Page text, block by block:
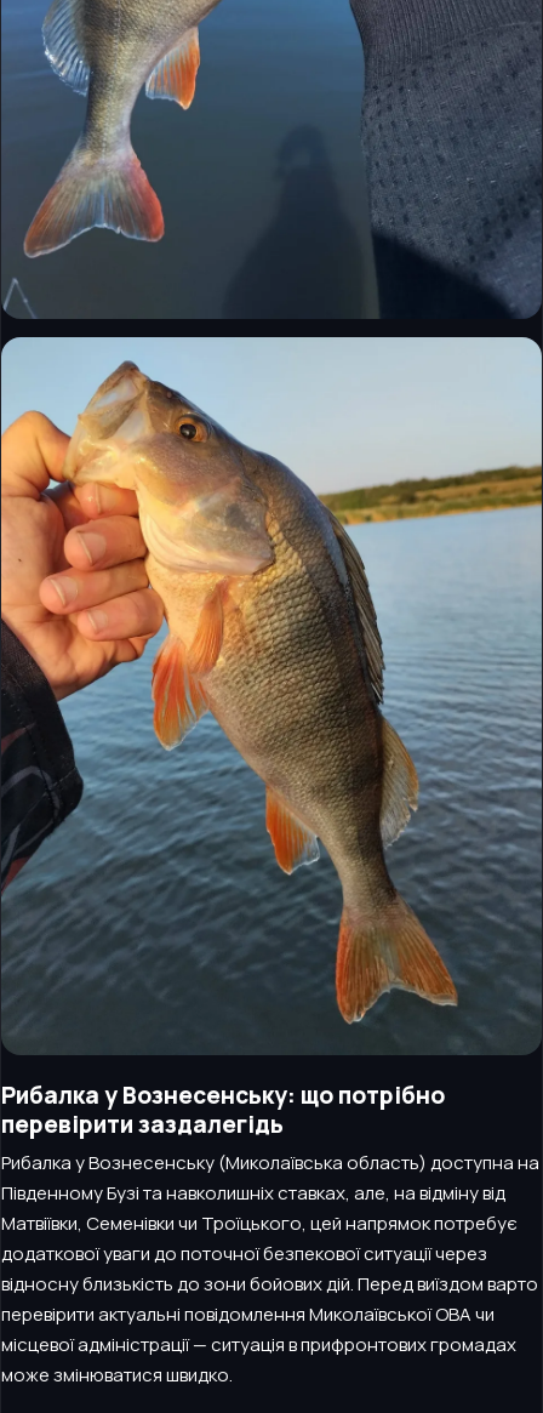
Рибалка у Вознесенську: що потрібно
перевірити заздалегідь
Рибалка у Вознесенську (Миколаївська область) доступна на
Південному Бузі та навколишніх ставках, але, на відміну від
Матвіївки, Семенівки чи Троїцького, цей напрямок потребує
додаткової уваги до поточної безпекової ситуації через
відносну близькість до зони бойових дій. Перед виїздом варто
перевірити актуальні повідомлення Миколаївської ОВА чи
місцевої адміністрації — ситуація в прифронтових громадах
може змінюватися швидко.